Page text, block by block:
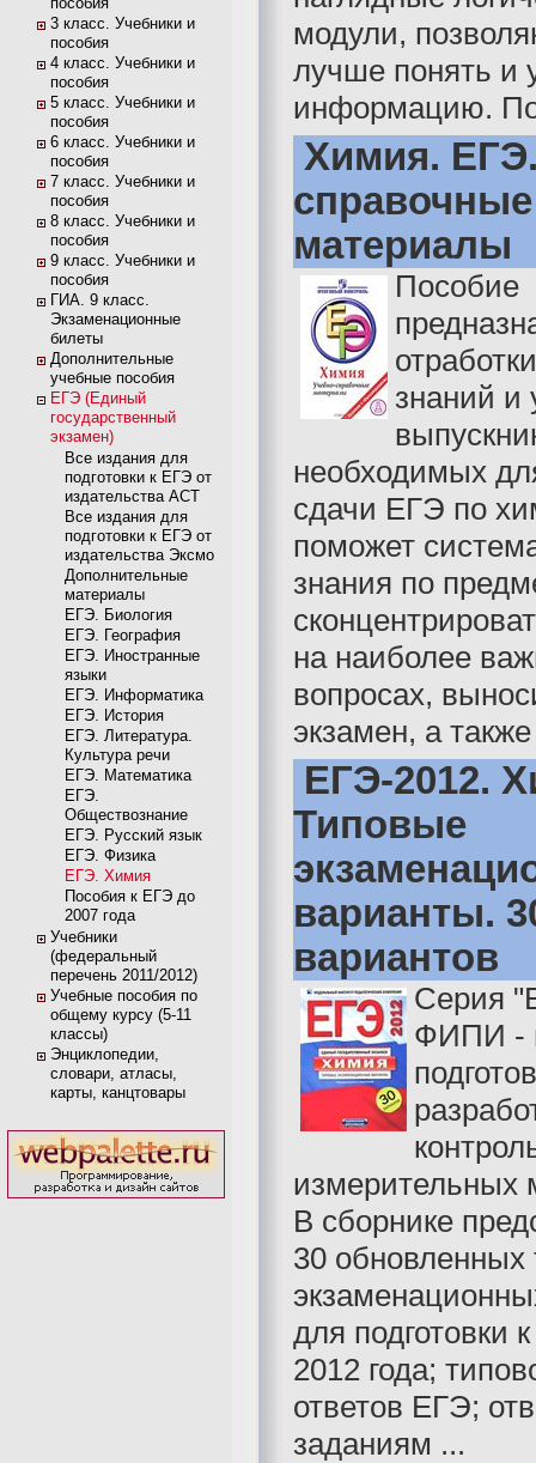
3 класс. Учебники и
пособия
4 класс. Учебники и
пособия
5 класс. Учебники и
пособия
6 класс. Учебники и
пособия
7 класс. Учебники и
пособия
8 класс. Учебники и
пособия
9 класс. Учебники и
пособия
ГИА. 9 класс.
Экзаменационные
билеты
Дополнительные
учебные пособия
ЕГЭ (Единый
государственный
экзамен)
Все издания для
подготовки к ЕГЭ от
издательства АСТ
Все издания для
подготовки к ЕГЭ от
издательства Эксмо
Дополнительные
материалы
ЕГЭ. Биология
ЕГЭ. География
ЕГЭ. Иностранные
языки
ЕГЭ. Информатика
ЕГЭ. История
ЕГЭ. Литература.
Культура речи
ЕГЭ. Математика
ЕГЭ.
Обществознание
ЕГЭ. Русский язык
ЕГЭ. Физика
ЕГЭ. Химия
Пособия к ЕГЭ до
2007 года
Учебники
(федеральный
перечень 2011/2012)
Учебные пособия по
общему курсу (5-11
классы)
Энциклопедии,
словари, атласы,
карты, канцтовары
модули,
лучше понять и
информацию.
Химия.
справочные
материалы
Пособие
знаний и
необходимых
сдачи ЕГЭ по
поможет
знания по
на наиболее
вопросах,
экзамен, а
ЕГЭ-2012.
Типовые
варианты.
вариантов
Серия
ФИПИ -
измерительных
В сборнике
30 обновленных
для подготовки
2012 года;
ответов ЕГЭ;
заданиям ...